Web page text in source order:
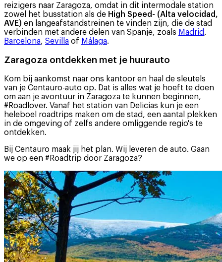
reizigers naar Zaragoza, omdat in dit intermodale station
zowel het busstation als de High Speed- (Alta velocidad,
AVE) en langeafstandstreinen te vinden zijn, die de stad
verbinden met andere delen van Spanje, zoals Madrid,
Barcelona, Sevilla of Málaga.
Zaragoza ontdekken met je huurauto
Kom bij aankomst naar ons kantoor en haal de sleutels
van je Centauro-auto op. Dat is alles wat je hoeft te doen
om aan je avontuur in Zaragoza te kunnen beginnen,
#Roadlover. Vanaf het station van Delicias kun je een
heleboel roadtrips maken om de stad, een aantal plekken
in de omgeving of zelfs andere omliggende regio's te
ontdekken.
Bij Centauro maak jij het plan. Wij leveren de auto. Gaan
we op een #Roadtrip door Zaragoza?